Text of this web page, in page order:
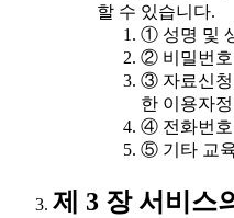
할 수 있습니다.
① 성명 및
② 비밀번호
③ 자료신청
한 이용자정
④ 전화번호
⑤ 기타 교
제 3 장 서비스